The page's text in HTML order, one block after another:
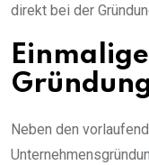
direkt bei der
Einmalige
Neben den